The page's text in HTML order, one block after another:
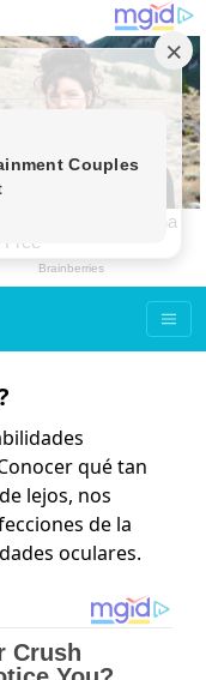
qué tan
lejos, nos
de la
oculares.